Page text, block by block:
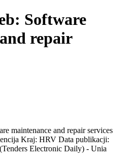
Software
repair
maintenance and repair services
Kraj: HRV Data publikacji:
Electronic Daily) - Unia